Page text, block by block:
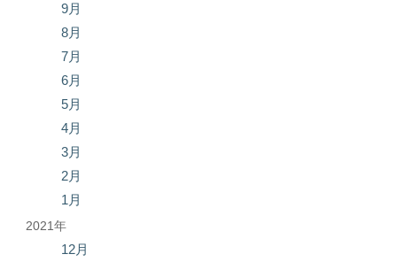
9月
8月
7月
6月
5月
4月
3月
2月
1月
2021年
12月